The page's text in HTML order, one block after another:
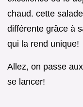
chaud. cette
différente grâce à
qui la rend unique!
Allez, on passe
se lancer!